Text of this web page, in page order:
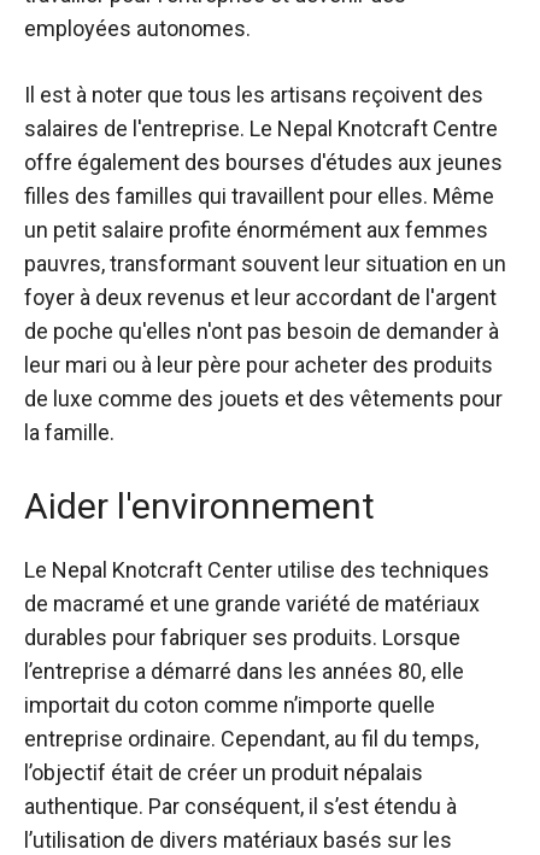
employées autonomes.
Il est à noter que tous les artisans reçoivent des
salaires de l'entreprise. Le Nepal Knotcraft Centre
offre également des bourses d'études aux jeunes
filles des familles qui travaillent pour elles. Même
un petit salaire profite énormément aux femmes
pauvres, transformant souvent leur situation en un
foyer à deux revenus et leur accordant de l'argent
de poche qu'elles n'ont pas besoin de demander à
leur mari ou à leur père pour acheter des produits
de luxe comme des jouets et des vêtements pour
la famille.
Aider l'environnement
Le Nepal Knotcraft Center utilise des techniques
de macramé et une grande variété de matériaux
durables pour fabriquer ses produits. Lorsque
l’entreprise a démarré dans les années 80, elle
importait du coton comme n’importe quelle
entreprise ordinaire. Cependant, au fil du temps,
l’objectif était de créer un produit népalais
authentique. Par conséquent, il s’est étendu à
l’utilisation de divers matériaux basés sur les